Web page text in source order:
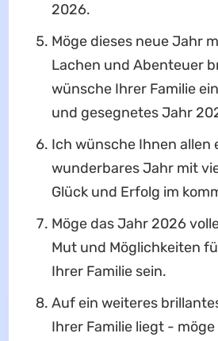
2026.
Möge dieses neue Jahr
Lachen und Abenteuer
wünsche Ihrer Familie
und gesegnetes Jahr
Ich wünsche Ihnen allen
wunderbares Jahr mit
Glück und Erfolg im
Möge das Jahr 2026
Mut und Möglichkeiten
Ihrer Familie sein.
Auf ein weiteres
Ihrer Familie liegt -